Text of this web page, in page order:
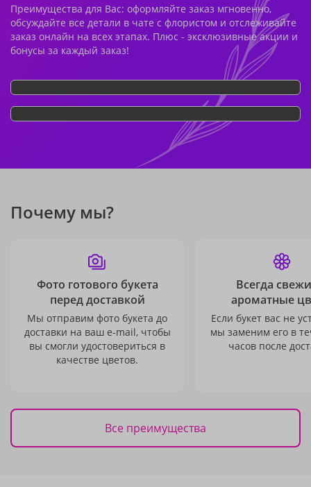
Преимущества для Вас: оформляйте заказ мгновенно,
обсуждайте все детали в чате с флористом и отслеживайте
заказ онлайн на всех этапах. Плюс - эксклюзивные акции и
бонусы за каждый заказ!
Почему мы?
Фото готового букета
перед доставкой
Мы отправим фото букета до
доставки на ваш e-mail, чтобы
вы смогли удостовериться в
качестве цветов.
Всегда
ароматные
Если букет вас не
мы заменим его в
часов после
Все преимущества